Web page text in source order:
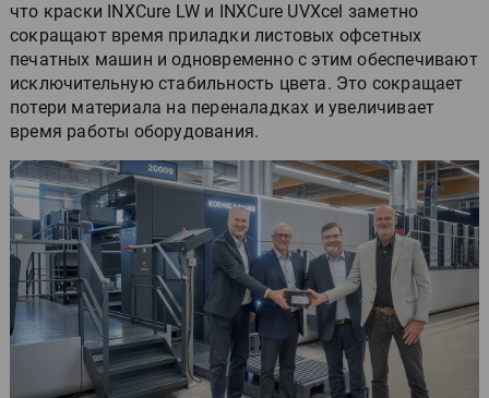
что краски INXCure LW и INXCure UVXcel заметно
сокращают время приладки листовых офсетных
печатных машин и одновременно с этим обеспечивают
исключительную стабильность цвета. Это сокращает
потери материала на переналадках и увеличивает
время работы оборудования.